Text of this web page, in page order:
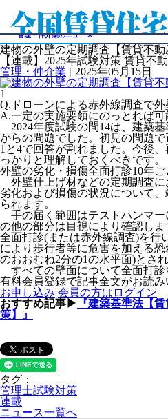
お知らせ 全国賃貸住宅新聞のデータ
管理・仲介業のニュース
建物の外壁の定期調査【賃貸不動
【連載】2025年試験対策 賃貸不
管理・仲介業 | 2025年05月15日
1
Q.ドローンによる赤外線調査で
A.一定の実施要領にのっとれば可
2024年度試験の問14は、建築
からの問題でした。初見の問題
1と4で回答が割れました。今後
っかりと理解しておくべきです。
外壁の劣化・損傷全面打診10年ご
外壁仕上げ材などの定期調査
劣化および損傷の状況について
られます。
手の届く範囲はテストハンマー
の他の部分は目視により確認し
全面打診(または赤外線調査)を行
により歩行者等に危害を加える
のおおむね2分の1の水平面)とされ
すべての壁面について全面打診
有料会員登録で記事全文がお読
お申し込み 会員の方はログイン
おすすめ記事▶
『建築基準法【
策】』
タグ：
管理士試験対策
連載
ニュース一覧へ